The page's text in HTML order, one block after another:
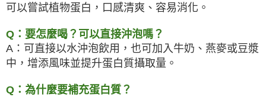
可以嘗試植物蛋白，口感清爽、容易消化。
Q： 要怎麼喝？可以直接沖泡嗎？
A：可直接以水沖泡飲用，也可加入牛奶、燕麥或豆漿
中，增添風味並提升蛋白質攝取量。
Q：為什麼要補充蛋白質？